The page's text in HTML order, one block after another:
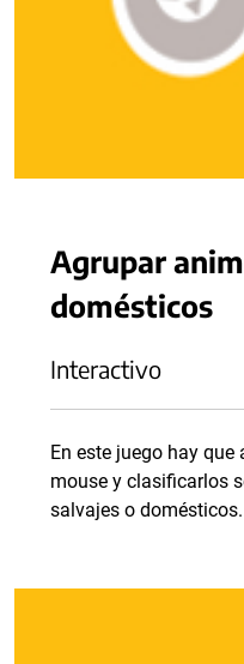
Agrupar
domésticos
Interactivo
En este juego hay
mouse y clasificarlos
salvajes o domésticos.